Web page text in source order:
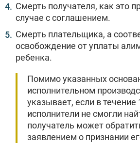
Смерть получателя, как это
случае с соглашением.
Смерть плательщика, а
освобождение от уплаты
ребенка.
Помимо указанных
исполнительном
указывает, если в течение
исполнители не смогли
получатель может
заявлением о признании